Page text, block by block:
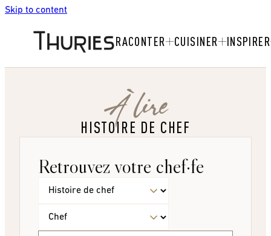
Skip to content
RACONTER CUISINER INSPIRER
À lire
HISTOIRE DE CHEF
Retrouvez votre chef·fe